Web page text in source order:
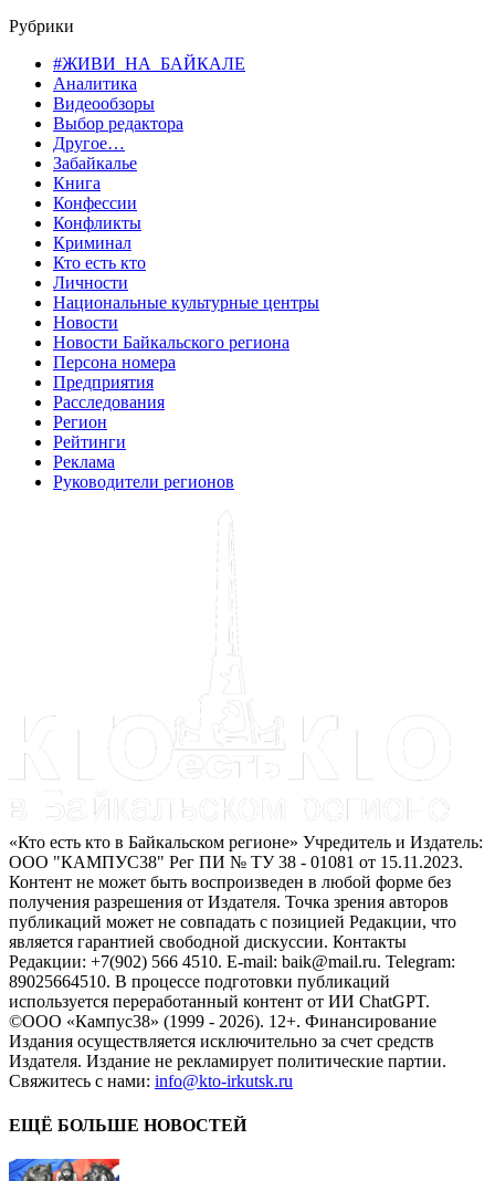
Рубрики
#ЖИВИ_НА_БАЙКАЛЕ
Аналитика
Видеообзоры
Выбор редактора
Другое…
Забайкалье
Книга
Конфессии
Конфликты
Криминал
Кто есть кто
Личности
Национальные культурные центры
Новости
Новости Байкальского региона
Персона номера
Предприятия
Расследования
Регион
Рейтинги
Реклама
Руководители регионов
«Кто есть кто в Байкальском регионе» Учредитель и Издатель:
ООО "КАМПУС38" Рег ПИ № ТУ 38 - 01081 от 15.11.2023.
Контент не может быть воспроизведен в любой форме без
получения разрешения от Издателя. Точка зрения авторов
публикаций может не совпадать с позицией Редакции, что
является гарантией свободной дискуссии. Контакты
Редакции: +7(902) 566 4510. E-mail: baik@mail.ru. Telegram:
89025664510. В процессе подготовки публикаций
используется переработанный контент от ИИ ChatGPT.
©ООО «Кампус38» (1999 - 2026). 12+. Финансирование
Издания осуществляется исключительно за счет средств
Издателя. Издание не рекламирует политические партии.
Свяжитесь с нами: info@kto-irkutsk.ru
ЕЩЁ БОЛЬШЕ НОВОСТЕЙ